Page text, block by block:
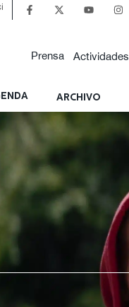
Prensa Actividades
ARCHIVO